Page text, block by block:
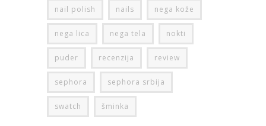
nail polish nails nega kože
nega lica nega tela nokti
puder recenzija review
sephora sephora srbija
swatch šminka